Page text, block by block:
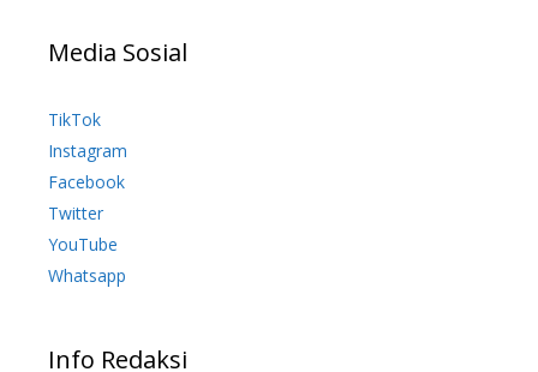
Media Sosial
TikTok
Instagram
Facebook
Twitter
YouTube
Whatsapp
Info Redaksi